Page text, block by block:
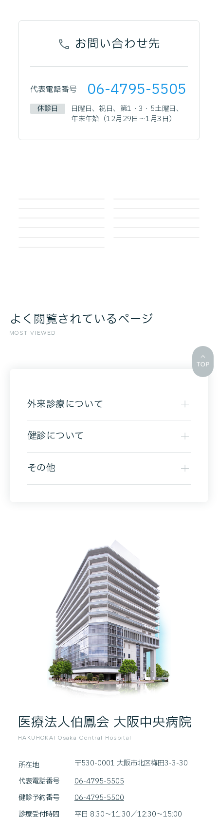
お問い合わせ先
代表電話番号 06-4795-5505
休診日
日曜日、祝日、第1・3・5土曜日、
年末年始（12月29日～1月3日）
よく閲覧されているページ
MOST VIEWED
外来診療について
健診について
その他
医療法人伯鳳会 大阪中央病院
HAKUHOKAI Osaka Central Hospital
所在地
〒530-0001 大阪市北区梅田3-3-30
代表電話番号
06-4795-5505
健診予約番号
06-4795-5500
診療受付時間
平日 8:30～11:30／12:30～15:00